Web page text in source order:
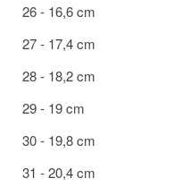
26 - 16,6 cm
27 - 17,4 cm
28 - 18,2 cm
29 - 19 cm
30 - 19,8 cm
31 - 20,4 cm